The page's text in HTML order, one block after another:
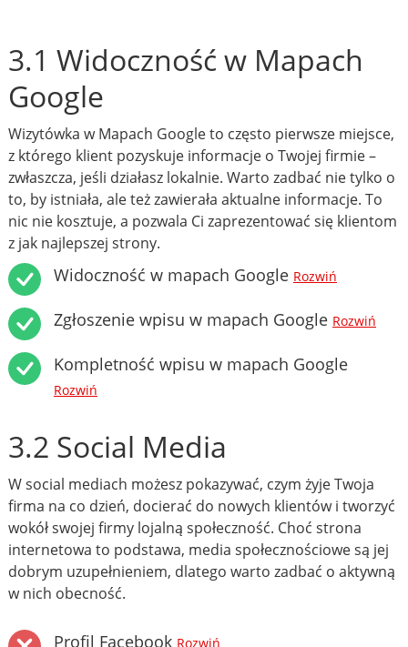
3.1 Widoczność w Mapach
Google
Wizytówka w Mapach Google to często pierwsze miejsce,
z którego klient pozyskuje informacje o Twojej firmie –
zwłaszcza, jeśli działasz lokalnie. Warto zadbać nie tylko o
to, by istniała, ale też zawierała aktualne informacje. To
nic nie kosztuje, a pozwala Ci zaprezentować się klientom
z jak najlepszej strony.
Widoczność w mapach Google Rozwiń
Zgłoszenie wpisu w mapach Google Rozwiń
Kompletność wpisu w mapach Google
Rozwiń
3.2 Social Media
W social mediach możesz pokazywać, czym żyje Twoja
firma na co dzień, docierać do nowych klientów i tworzyć
wokół swojej firmy lojalną społeczność. Choć strona
internetowa to podstawa, media społecznościowe są jej
dobrym uzupełnieniem, dlatego warto zadbać o aktywną
w nich obecność.
Profil Facebook